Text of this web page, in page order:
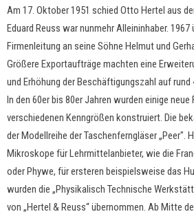
Am 17. Oktober 1951 schied Otto Hertel aus
Eduard Reuss war nunmehr Alleininhaber. 1967
Firmenleitung an seine Söhne Helmut und
Größere Exportaufträge machten eine
und Erhöhung der Beschäftigungszahl auf
In den 60er bis 80er Jahren wurden einige
verschiedenen Kenngrößen konstruiert. Die
der Modellreihe der Taschenferngläser „Peer".
Mikroskope für Lehrmittelanbieter, wie die
oder Phywe, für ersteren beispielsweise das
wurden die „Physikalisch Technische
von „Hertel & Reuss“ übernommen. Ab Mitte